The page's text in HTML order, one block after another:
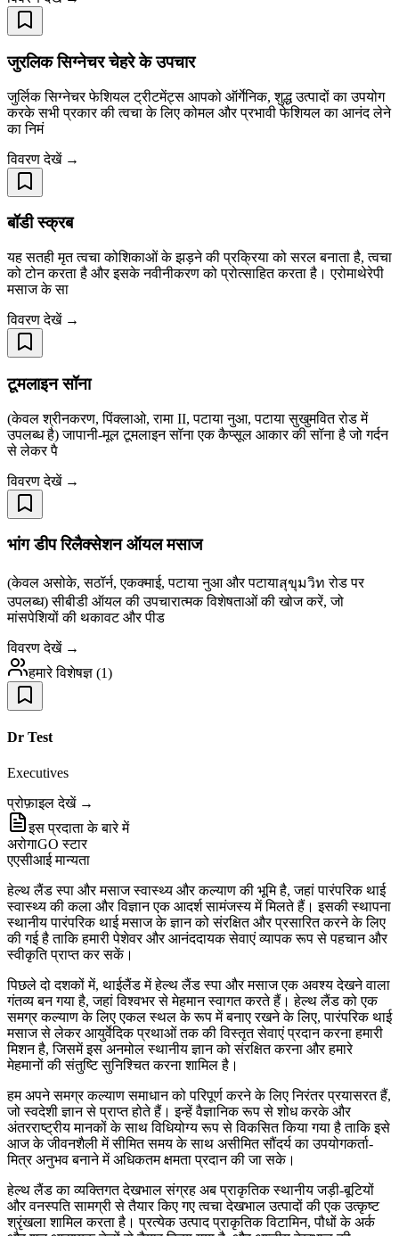
जुरलिक सिग्नेचर चेहरे के उपचार
जुर्लिक सिग्नेचर फेशियल ट्रीटमेंट्स आपको ऑर्गेनिक, शुद्ध उत्पादों का उपयोग
करके सभी प्रकार की त्वचा के लिए कोमल और प्रभावी फेशियल का आनंद लेने
का निमं
विवरण देखें →
बॉडी स्क्रब
यह सतही मृत त्वचा कोशिकाओं के झड़ने की प्रक्रिया को सरल बनाता है, त्वचा
को टोन करता है और इसके नवीनीकरण को प्रोत्साहित करता है। एरोमाथेरेपी
मसाज के सा
विवरण देखें →
टूमलाइन सॉना
(केवल श्रीनकरण, पिंक्लाओ, रामा II, पटाया नुआ, पटाया सुखुमवित रोड में
उपलब्ध है) जापानी-मूल टूमलाइन सॉना एक कैप्सूल आकार की सॉना है जो गर्दन
से लेकर पै
विवरण देखें →
भांग डीप रिलैक्सेशन ऑयल मसाज
(केवल असोके, सठॉर्न, एकक्माई, पटाया नुआ और पटायाสุขุมวิท रोड पर
उपलब्ध) सीबीडी ऑयल की उपचारात्मक विशेषताओं की खोज करें, जो
मांसपेशियों की थकावट और पीड
विवरण देखें →
हमारे विशेषज्ञ (1)
Dr Test
Executives
प्रोफ़ाइल देखें →
इस प्रदाता के बारे में
अरोगाGO स्टार
एएसीआई मान्यता
हेल्थ लैंड स्पा और मसाज स्वास्थ्य और कल्याण की भूमि है, जहां पारंपरिक थाई
स्वास्थ्य की कला और विज्ञान एक आदर्श सामंजस्य में मिलते हैं। इसकी स्थापना
स्थानीय पारंपरिक थाई मसाज के ज्ञान को संरक्षित और प्रसारित करने के लिए
की गई है ताकि हमारी पेशेवर और आनंददायक सेवाएं व्यापक रूप से पहचान और
स्वीकृति प्राप्त कर सकें।
पिछले दो दशकों में, थाईलैंड में हेल्थ लैंड स्पा और मसाज एक अवश्य देखने वाला
गंतव्य बन गया है, जहां विश्वभर से मेहमान स्वागत करते हैं। हेल्थ लैंड को एक
समग्र कल्याण के लिए एकल स्थल के रूप में बनाए रखने के लिए, पारंपरिक थाई
मसाज से लेकर आयुर्वेदिक प्रथाओं तक की विस्तृत सेवाएं प्रदान करना हमारी
मिशन है, जिसमें इस अनमोल स्थानीय ज्ञान को संरक्षित करना और हमारे
मेहमानों की संतुष्टि सुनिश्चित करना शामिल है।
हम अपने समग्र कल्याण समाधान को परिपूर्ण करने के लिए निरंतर प्रयासरत हैं,
जो स्वदेशी ज्ञान से प्राप्त होते हैं। इन्हें वैज्ञानिक रूप से शोध करके और
अंतरराष्ट्रीय मानकों के साथ विधियोग्य रूप से विकसित किया गया है ताकि इसे
आज के जीवनशैली में सीमित समय के साथ असीमित सौंदर्य का उपयोगकर्ता-
मित्र अनुभव बनाने में अधिकतम क्षमता प्रदान की जा सके।
हेल्थ लैंड का व्यक्तिगत देखभाल संग्रह अब प्राकृतिक स्थानीय जड़ी-बूटियों
और वनस्पति सामग्री से तैयार किए गए त्वचा देखभाल उत्पादों की एक उत्कृष्ट
श्रृंखला शामिल करता है। प्रत्येक उत्पाद प्राकृतिक विटामिन, पौधों के अर्क